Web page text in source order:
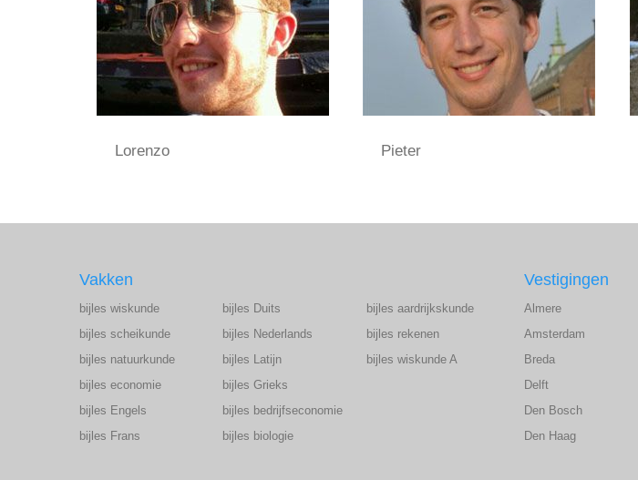
Lorenzo Pieter
Vakken
bijles wiskunde
bijles scheikunde
bijles natuurkunde
bijles economie
bijles Engels
bijles Frans
bijles Duits
bijles Nederlands
bijles Latijn
bijles Grieks
bijles bedrijfseconomie
bijles biologie
bijles aardrijkskunde
bijles rekenen
bijles wiskunde A
Vestigingen
Almere
Amsterdam
Breda
Delft
Den Bosch
Den Haag